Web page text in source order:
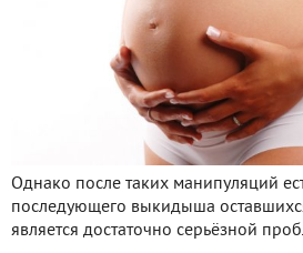
Однако после таких манипуляций
последующего выкидыша
является достаточно серьёзной